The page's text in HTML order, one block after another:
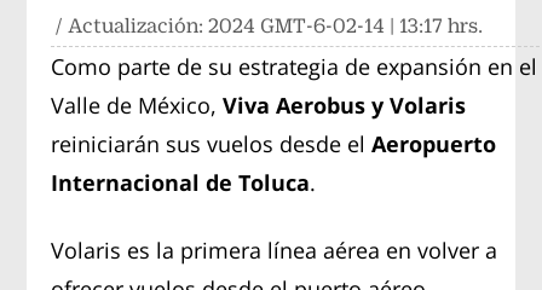
/ Actualización:2024 GMT-6-02-14 | 13:17 hrs.
Como parte de su estrategia de expansión en el
Valle de México,Viva Aerobus yVolaris
reiniciarán sus vuelos desde elAeropuerto
Internacional de Toluca.
Volaris es la primera línea aérea en volver a